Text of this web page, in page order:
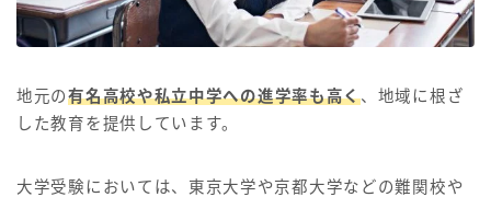
地元の有名高校や私立中学への進学率も高く、地域に根ざ
した教育を提供しています。
大学受験においては、東京大学や京都大学などの難関校や